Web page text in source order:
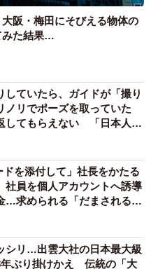
スの女王」 聞いていたのと
は誰の子なの？」【徹子の部
写真家のインスタに登場
…真剣です」京都の老舗和菓
シの幼虫 職人が手がけた
事な造形に「気持ち悪いく
リアル「あの子、最近見な
指していたはずの家庭が消
えた子を目の当りに